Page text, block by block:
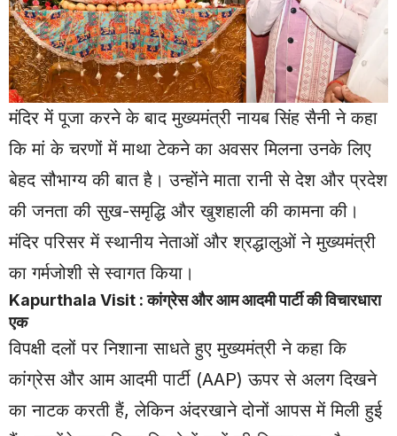
मंदिर में पूजा करने के बाद मुख्यमंत्री नायब सिंह सैनी ने कहा
कि मां के चरणों में माथा टेकने का अवसर मिलना उनके लिए
बेहद सौभाग्य की बात है। उन्होंने माता रानी से देश और प्रदेश
की जनता की सुख-समृद्धि और खुशहाली की कामना की।
मंदिर परिसर में स्थानीय नेताओं और श्रद्धालुओं ने मुख्यमंत्री
का गर्मजोशी से स्वागत किया।
Kapurthala Visit : कांग्रेस और आम आदमी पार्टी की विचारधारा
एक
विपक्षी दलों पर निशाना साधते हुए मुख्यमंत्री ने कहा कि
कांग्रेस और आम आदमी पार्टी (AAP) ऊपर से अलग दिखने
का नाटक करती हैं, लेकिन अंदरखाने दोनों आपस में मिली हुई